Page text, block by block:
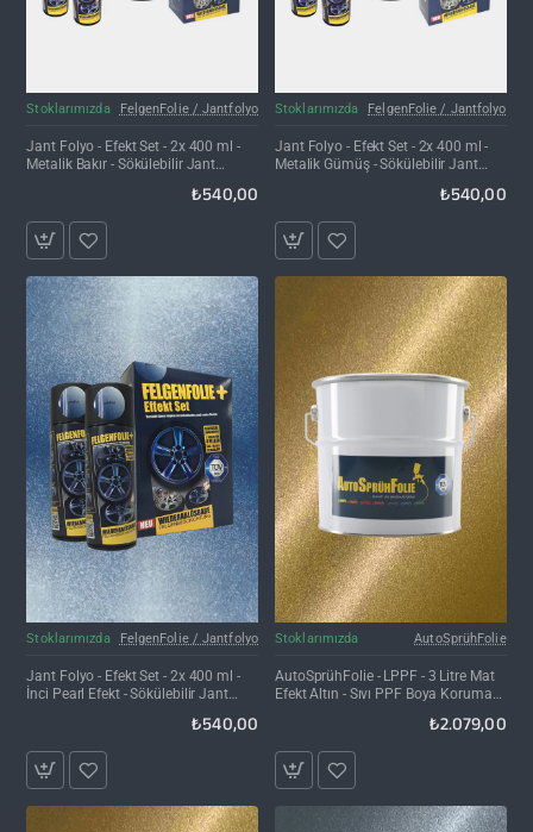
Stoklarımızda FelgenFolie / Jantfolyo
Jant Folyo - Efekt Set - 2x 400 ml -
Metalik Bakır - Sökülebilir Jant
₺540,00
Stoklarımızda FelgenFolie / Jantfolyo
Jant Folyo - Efekt Set - 2x 400 ml -
Metalik Gümüş - Sökülebilir Jant
₺540,00
Stoklarımızda FelgenFolie / Jantfolyo
Jant Folyo - Efekt Set - 2x 400 ml -
İnci Pearl Efekt - Sökülebilir Jant
₺540,00
Kargo Bedava
Stoklarımızda AutoSprühFolie
AutoSprühFolie - LPPF - 3 Litre Mat
Efekt Altın - Sıvı PPF Boya Koruma
₺2.079,00